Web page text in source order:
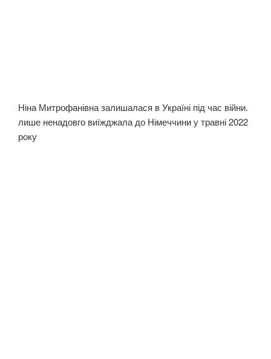
Ніна Митрофанівна залишалася в Україні під час війни.
лише ненадовго виїжджала до Німеччини у травні 2022
року